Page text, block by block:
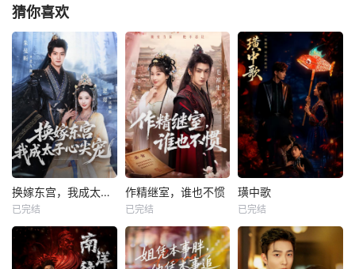
猜你喜欢
换嫁东宫，我成太子心尖宠
已完结
作精继室，谁也不惯
已完结
璜中歌
已完结